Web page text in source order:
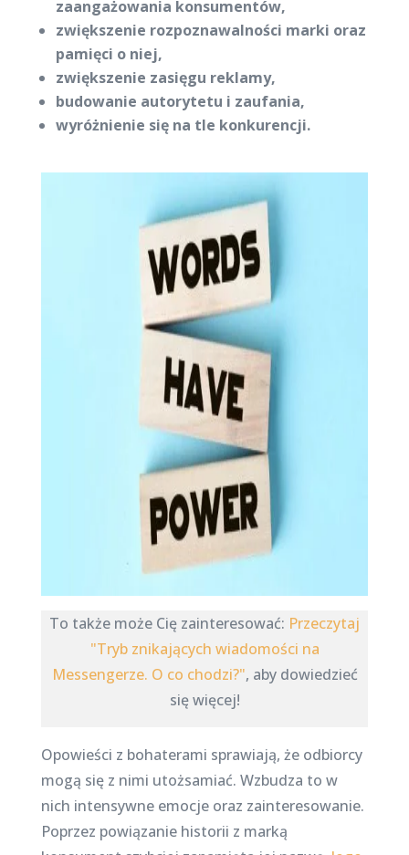
zaangażowania konsumentów,
zwiększenie rozpoznawalności marki oraz
pamięci o niej,
zwiększenie zasięgu reklamy,
budowanie autorytetu i zaufania,
wyróżnienie się na tle konkurencji.
To także może Cię zainteresować: Przeczytaj
"Tryb znikających wiadomości na
Messengerze. O co chodzi?", aby dowiedzieć
się więcej!
Opowieści z bohaterami sprawiają, że odbiorcy
mogą się z nimi utożsamiać. Wzbudza to w
nich intensywne emocje oraz zainteresowanie.
Poprzez powiązanie historii z marką